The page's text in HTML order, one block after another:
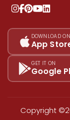
Politique de
Nos tarifs
Plan du site
Ajoutez votre
DOWNLOAD
App
GET IT ON
Google
Copyright